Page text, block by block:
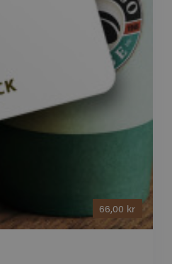
66,00 kr